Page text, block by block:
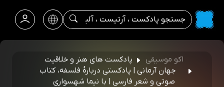
اکو موسیقی
پادکست های هنر و خلاقیت
جهان آرمانی | پادکستی دربارۀ فلسفه، کتاب
صوتی و شعر فارسی | با نیما شهسواری